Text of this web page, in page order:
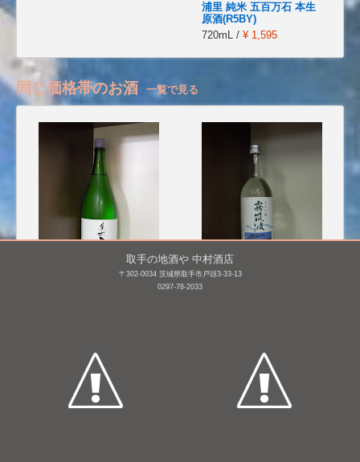
浦里 純米 五百万石 本生
原酒(R5BY)
720mL / ¥ 1,595
同じ価格帯のお酒 一覧で見る
霧筑波 吟醸 本生
取手の地酒や 中村酒店
〒302-0034 茨城県取手市戸頭3-33-13
0297-78-2033